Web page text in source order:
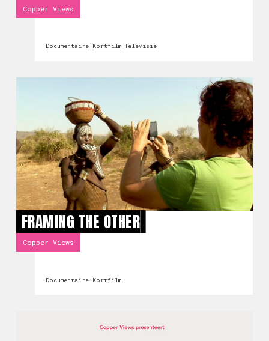
Copper Views
Documentaire Kortfilm Televisie
FRAMING THE OTHER
Copper Views
Documentaire Kortfilm